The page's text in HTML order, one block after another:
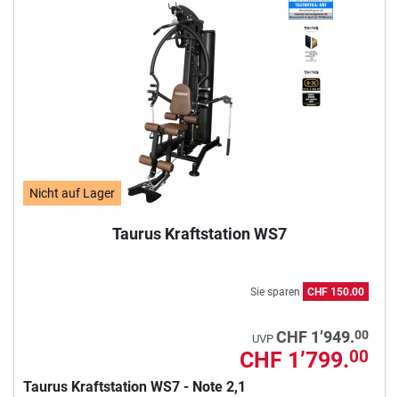
Nicht auf Lager
Taurus Kraftstation WS7
Sie sparen CHF 150.00
UVP CHF 1’949.00
CHF 1’799.00
Taurus Kraftstation WS7 - Note 2,1